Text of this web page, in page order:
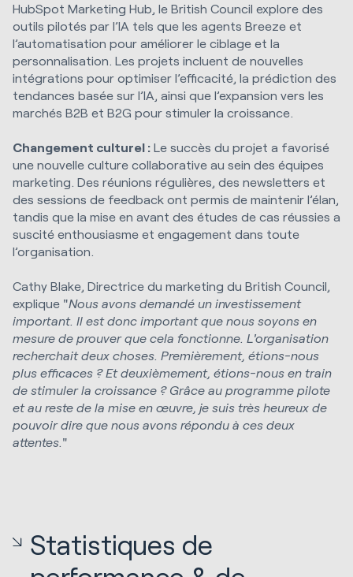
HubSpot Marketing Hub, le British Council explore des
outils pilotés par l’IA tels que les agents Breeze et
l’automatisation pour améliorer le ciblage et la
personnalisation. Les projets incluent de nouvelles
intégrations pour optimiser l’efficacité, la prédiction des
tendances basée sur l’IA, ainsi que l’expansion vers les
marchés B2B et B2G pour stimuler la croissance.
Changement culturel : Le succès du projet a favorisé
une nouvelle culture collaborative au sein des équipes
marketing. Des réunions régulières, des newsletters et
des sessions de feedback ont permis de maintenir l’élan,
tandis que la mise en avant des études de cas réussies a
suscité enthousiasme et engagement dans toute
l’organisation.
Cathy Blake, Directrice du marketing du British Council,
explique "Nous avons demandé un investissement
important. Il est donc important que nous soyons en
mesure de prouver que cela fonctionne. L'organisation
recherchait deux choses. Premièrement, étions-nous
plus efficaces ? Et deuxièmement, étions-nous en train
de stimuler la croissance ? Grâce au programme pilote
et au reste de la mise en œuvre, je suis très heureux de
pouvoir dire que nous avons répondu à ces deux
attentes "
Statistiques de